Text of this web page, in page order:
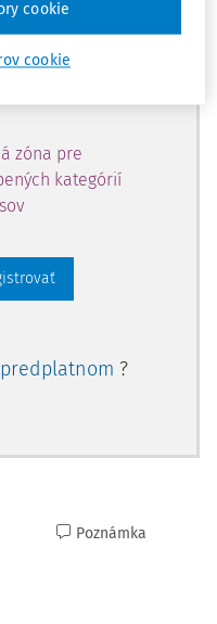
prístup aj k
zóna pre
kategórií
predplatnom ?
Poznámka
cookie
cookie